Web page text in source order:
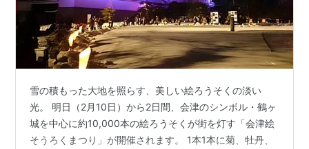
雪の積もった大地を照らす、美しい絵ろうそくの淡い
光。 明日（2月10日）から2日間、会津のシンボル・鶴ヶ
城を中心に約10,000本の絵ろうそくが街を灯す「会津絵
そうろくまつり」が開催されます。 1本1本に菊、牡丹、